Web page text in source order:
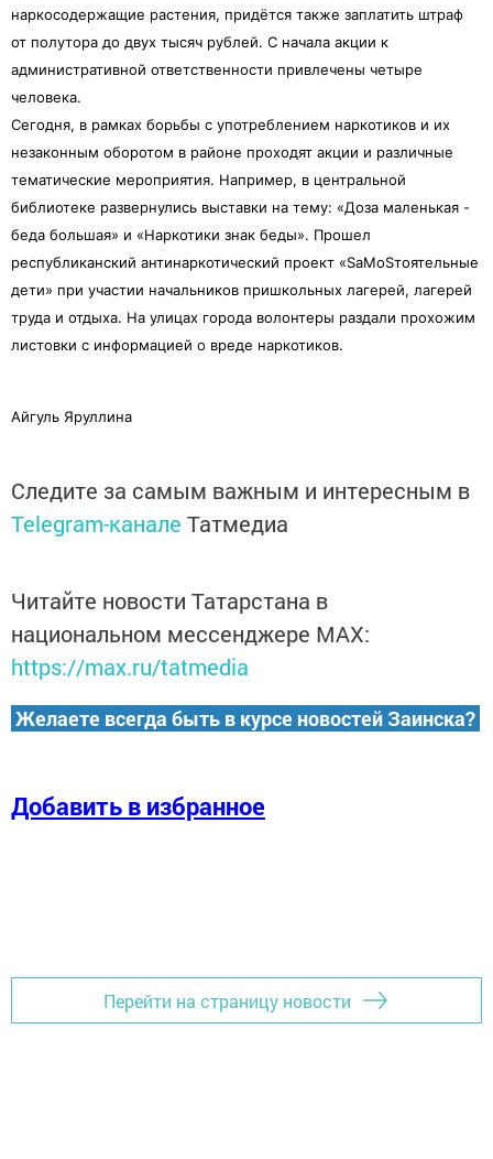
наркосодержащие растения, придётся также заплатить штраф
от полутора до двух тысяч рублей. С начала акции к
административной ответственности привлечены четыре
человека.
Сегодня, в рамках борьбы с употреблением наркотиков и их
незаконным оборотом в районе проходят акции и различные
тематические мероприятия. Например, в центральной
библиотеке развернулись выставки на тему: «Доза маленькая -
беда большая» и «Наркотики знак беды». Прошел
республиканский антинаркотический проект «SаМоSтоятельные
дети» при участии начальников пришкольных лагерей, лагерей
труда и отдыха. На улицах города волонтеры раздали прохожим
листовки с информацией о вреде наркотиков.
Айгуль Яруллина
Следите за самым важным и интересным в
Telegram-канале Татмедиа
Читайте новости Татарстана в
национальном мессенджере MАХ:
https://max.ru/tatmedia
Желаете всегда быть в курсе новостей Заинска?
Добавить в избранное
Перейти на страницу новости